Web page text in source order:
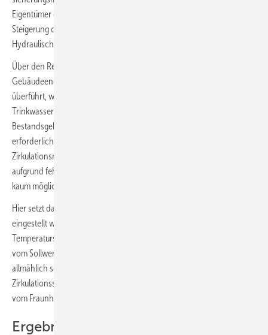
Eigentümer größerer Gebäude mit Gas-Heizung als Maßnahme zur
Steigerung der Energieeffizienz von Heizungsanlagen zu ihrem
Hydraulischen Abgleich.
Über den Regierungsentwurf zur Novelle des
Gebäudeenergiegesetzes (GEG-E), der Teile der EnSimiMaV ins GEG
überführt, wird derzeit diskutiert, den Hydraulischen Abgleich von
Trinkwasser-Installationen als Energieeffizienzmaßnahme für alle
Bestandsgebäude im GEG verpflichtend festzuschreiben. Die dafür
erforderlichen Volumenströme zur Einstellung einfacher
Zirkulationsregulierventile hinreichend genau zu berechnen, ist
aufgrund fehlender oder nicht mehr aktueller Planungsunterlagen
kaum möglich.
Hier setzt das AquaVip Zirk-e an: Am Ventil kann die Solltemperatur
eingestellt werden – werksseitig sind 57 °C vorringestellt. Ein
Temperatursensor misst die Ist-Temperatur. Bei einer Abweichung
vom Sollwert wird über Keramikscheiben der Volumenstrom
allmählich so angepasst, dass eine nahezu konstante Temperatur im
Zirkulationssystem herrscht. Die „sehr feinstufige“ Ausregelung wurde
vom Fraunhofer ISE bestätigt.
Ergebnisse der messtechnischen